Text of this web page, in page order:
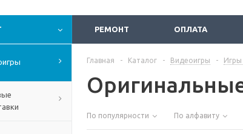
РЕМОНТ ОПЛАТА
Главная - Каталог - Видеоигры - Игры
По популярности По алфавиту